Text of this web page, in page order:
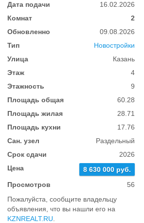
Дата подачи
16.02.2026
Комнат
2
Обновленно
09.08.2026
Тип
Новостройки
Улица
Казань
Этаж
4
Этажность
9
Площадь общая
60.28
Площадь жилая
28.71
Площадь кухни
17.76
Сан. узел
Раздельный
Срок сдачи
2026
Цена
8 630 000 руб.
Просмотров
56
Пожалуйста, сообщите владельцу
объявления, что вы нашли его на
KZNREALT.RU